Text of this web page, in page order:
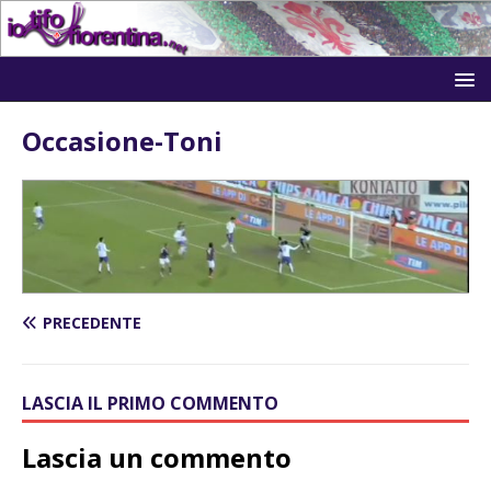
Occasione-Toni
PRECEDENTE
LASCIA IL PRIMO COMMENTO
Lascia un commento